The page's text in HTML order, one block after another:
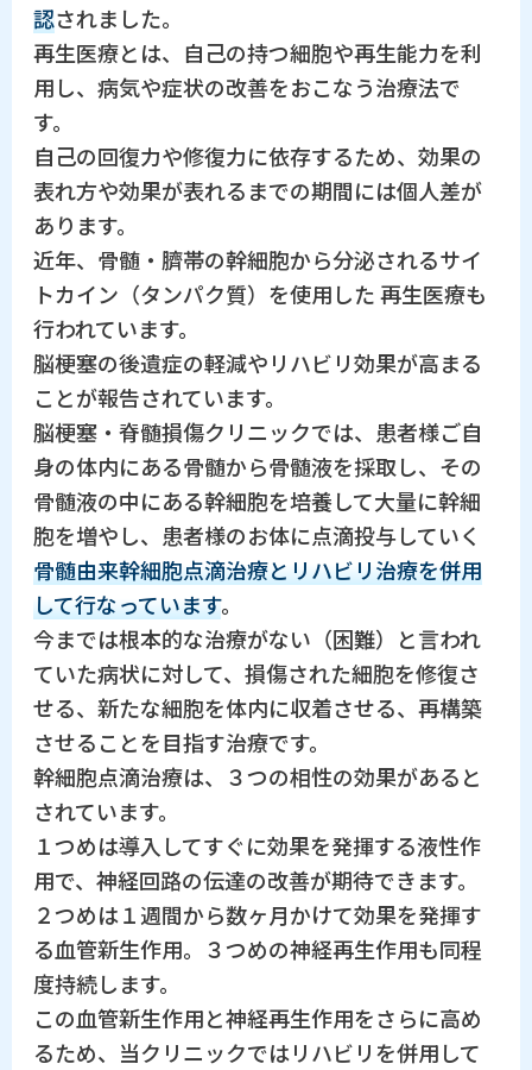
認されました。
再生医療とは、自己の持つ細胞や再生能力を利
用し、病気や症状の改善をおこなう治療法で
す。
自己の回復力や修復力に依存するため、効果の
表れ方や効果が表れるまでの期間には個人差が
あります。
近年、骨髄・臍帯の幹細胞から分泌されるサイ
トカイン（タンパク質）を使用した 再生医療も
行われています。
脳梗塞の後遺症の軽減やリハビリ効果が高まる
ことが報告されています。
脳梗塞・脊髄損傷クリニックでは、患者様ご自
身の体内にある骨髄から骨髄液を採取し、その
骨髄液の中にある幹細胞を培養して大量に幹細
胞を増やし、患者様のお体に点滴投与していく
骨髄由来幹細胞点滴治療とリハビリ治療を併用
して行なっています。
今までは根本的な治療がない（困難）と言われ
ていた病状に対して、損傷された細胞を修復さ
せる、新たな細胞を体内に収着させる、再構築
させることを目指す治療です。
幹細胞点滴治療は、３つの相性の効果があると
されています。
１つめは導入してすぐに効果を発揮する液性作
用で、神経回路の伝達の改善が期待できます。
２つめは１週間から数ヶ月かけて効果を発揮す
る血管新生作用。３つめの神経再生作用も同程
度持続します。
この血管新生作用と神経再生作用をさらに高め
るため、当クリニックではリハビリを併用して